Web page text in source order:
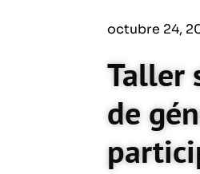
octubre 24,
Taller
de